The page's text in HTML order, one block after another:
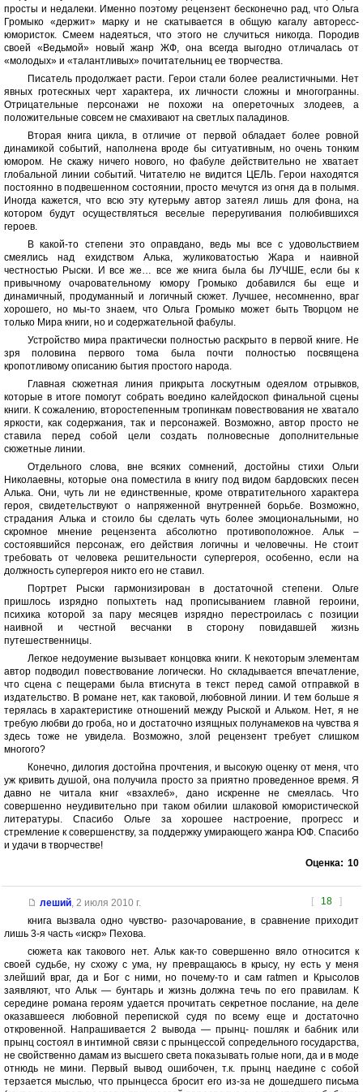
просты и недалеки. Именно поэтому рецензент бесконечно рад, что Ольга
Громыко «держит» марку и не скатывается в общую кагалу авторесс-
юмористок. Смеем надеяться, что этого не случиться никогда. Породив
своей «Ведьмой» новый жанр ЖФ, она всегда выгодно отличалась от
«молодых» и «талантливых» почитательниц ее творчества.
Писатель продолжает расти. Герои стали более реалистичными. Нет
явных гротескных черт характера, их личности сложны и многогранны.
Отрицательные персонажи не похожи на опереточных злодеев, а
положительные совсем не смахивают на светлых паладинов.
Вторая книга цикла, в отличие от первой обладает более ровной
динамикой событий, наполнена вроде бы ситуативным, но очень тонким
юмором. Не скажу ничего нового, но фабуле действительно не хватает
глобальной линии событий. Читателю не видится ЦЕЛЬ. Герои находятся
постоянно в подвешенном состоянии, просто мечутся из огня да в полымя.
Иногда кажется, что всю эту кутерьму автор затеял лишь для фона, на
котором будут осуществляться веселые переругивания полюбившихся
героев.
В какой-то степени это оправдано, ведь мы все с удовольствием
смеялись над ехидством Алька, жуликоватостью Жара и наивной
честностью Рыски. И все же… все же книга была бы ЛУЧШЕ, если бы к
привычному очаровательному юмору Громыко добавился бы еще и
динамичный, продуманный и логичный сюжет. Лучшее, несомненно, враг
хорошего, но мы-то знаем, что Ольга Громыко может быть Творцом не
только Мира книги, но и содержательной фабулы.
Устройство мира практически полностью раскрыто в первой книге. Не
зря половина первого тома была почти полностью посвящена
кропотливому описанию бытия простого народа.
Главная сюжетная линия прикрыта лоскутным одеялом отрывков,
которые в итоге помогут собрать воедино калейдоскоп финальной сцены
книги. К сожалению, второстепенным тропинкам повествования не хватало
яркости, как содержания, так и персонажей. Возможно, автор просто не
ставила перед собой цели создать полновесные дополнительные
сюжетные линии.
Отдельного слова, вне всяких сомнений, достойны стихи Ольги
Николаевны, которые она поместила в книгу под видом бардовских песен
Алька. Они, чуть ли не единственные, кроме отвратительного характера
героя, свидетельствуют о напряженной внутренней борьбе. Возможно,
страдания Алька и стоило бы сделать чуть более эмоциональными, но
скромное мнение рецензента абсолютно противоположное. Альк –
состоявшийся персонаж, его действия логичны и человечны. Не стоит
требовать от человека решительности супергероя, особенно, если на
должность супергероя никто его не ставил.
Портрет Рыски гармонизирован в достаточной степени. Ольге
пришлось изрядно попыхтеть над прописыванием главной героини,
психика которой за пару месяцев изрядно перестроилась с позиции
наивной и честной весчанки в сторону повидавшей жизнь
путешественницы.
Легкое недоумение вызывает концовка книги. К некоторым элементам
автор подводил повествование логически. Но складывается впечатление,
что сцена с пещерами была втиснута в текст перед самой отправкой в
издательство. В романе нет, как таковой, любовной линии. И тем больше я
терялась в характеристике отношений между Рыской и Альком. Нет, я не
требую любви до гроба, но и достаточно изящных полунамеков на чувства я
здесь тоже не увидела. Возможно, злой рецензент требует слишком
многого?
Конечно, дилогия достойна прочтения, и высокую оценку от меня, что
уж кривить душой, она получила просто за приятно проведенное время. Я
давно не читала книг «взахлеб», дано искренне не смеялась. Что
совершенно неудивительно при таком обилии шлаковой юмористической
литературы. Спасибо Ольге за хорошее настроение, прогресс и
стремление к совершенству, за поддержку умирающего жанра ЮФ. Спасибо
и удачи в творчестве!
Оценка: 10
[ 18 ]
леший, 2 июля 2010 г.
книга вызвала одно чувство- разочарование, в сравнение приходит
лишь 3-я часть «искр» Пехова.
сюжета как такового нет. Альк как-то совершенно вяло относится к
своей судьбе, ну схожу с ума, ну превращаюсь в крысу, ну есть у меня
злейший враг, да и Бог с ними, но почему-то и сам ratmen и Крысолов
заявляют, что Альк — бунтарь и жизнь должна течь по его правилам. К
середине романа героям удается прочитать секретное послание, на деле
оказавшееся любовной перепиской судя по всему еще и достаточно
откровенной. Напрашивается 2 вывода — прынц- пошляк и бабник или
прынц состоял в интимной связи с прынцессой сопредельного государства,
не свойственно дамам из высшего света показывать голые ноги, да и в моде
отнюдь не мини. Первый вывод ошибочен, т.к. прынц наедине с собой
терзается мыслью, что прынцесса бросит его из-за не дошедшего письма